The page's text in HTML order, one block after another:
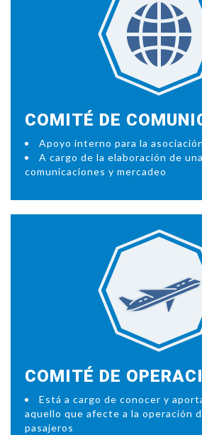
COMITÉ DE
Apoyo interno para la asociación
A cargo de la elaboración de
comunicaciones y mercadeo
COMITÉ DE
Está a cargo de conocer y
aquello que afecte a la operación
pasajeros